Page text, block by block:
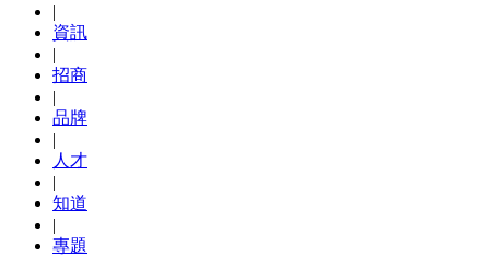
|
資訊
|
招商
|
品牌
|
人才
|
知道
|
專題